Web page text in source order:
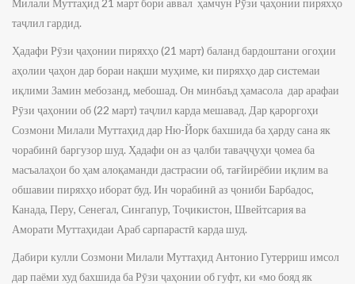
таҷлил гардид.
Ҳадафи Рӯзи ҷаҳонии пиряхҳо (21 март) баланд бардоштани огоҳии
аҳолии ҷаҳон дар бораи нақши муҳиме, ки пиряхҳо дар системаи
иқлими Замин мебозанд, мебошад. Он минбаъд ҳамасола дар арафаи
Рӯзи ҷаҳонии об (22 март) таҷлил карда мешавад. Дар қароргоҳи
Созмони Милали Муттаҳид дар Ню-Йорк бахшида ба ҳарду сана як
чорабинӣ баргузор шуд. Ҳадафи он аз ҷалби таваҷҷуҳи ҷомеа ба
масъалаҳои бо ҳам алоқаманди дастрасии об, тағйирёбии иқлим ва
обшавии пиряхҳо иборат буд. Ин чорабинӣ аз ҷониби Барбадос,
Канада, Перу, Сенегал, Сингапур, Тоҷикистон, Швейтсария ва
Аморати Муттаҳидаи Араб сарпарастӣ карда шуд.
Дабири кулли Созмони Милали Муттаҳид Антонио Гутерриш имсол
дар паёми худ бахшида ба Рӯзи ҷаҳонии об гуфт, ки «мо бояд як